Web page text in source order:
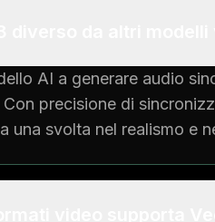
AI a generare audio
precisione di
una svolta nel realismo e